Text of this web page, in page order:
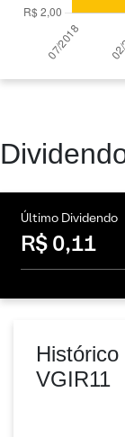
Último Dividendo
R$ 0,11
VGIR11